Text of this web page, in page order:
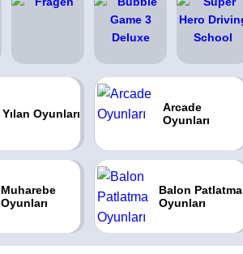
Yılan Oyunları
Arcade
Oyunları
Muharebe
Oyunları
Balon Patlatma
Oyunları